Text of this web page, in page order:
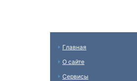
Главная
О сайте
Сервисы